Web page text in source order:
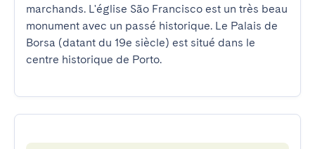
marchands. L'église São Francisco est un très beau
monument avec un passé historique. Le Palais de
Borsa (datant du 19e siècle) est situé dans le
centre historique de Porto.